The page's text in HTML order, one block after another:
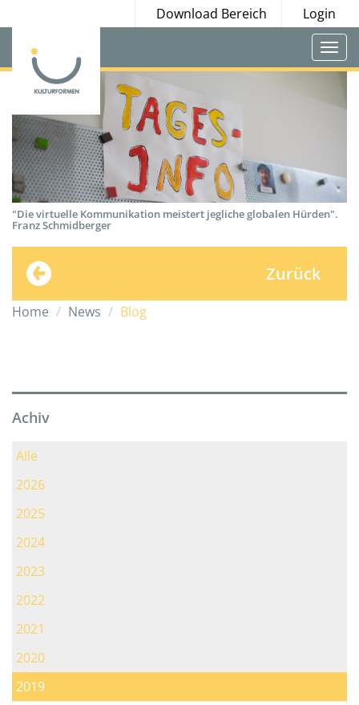
Download Bereich Login
"Die virtuelle Kommunikation meistert jegliche globalen Hürden".
Franz Schmidberger
Zurück
Home News Blog
Achiv
Alle
2026
2025
2024
2023
2022
2021
2020
2019